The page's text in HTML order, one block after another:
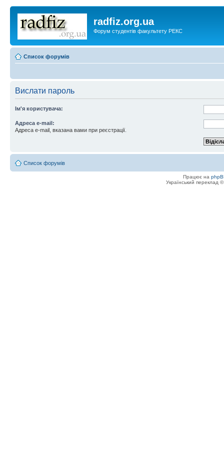
radfiz.org.ua
Форум студентів факультету РЕКС
Список форумів
Вислати пароль
Ім'я користувача:
Адреса e-mail:
Адреса e-mail, вказана вами при реєстрації.
Список форумів
Працює на
Український переклад